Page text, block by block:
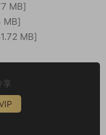
MB]
MB]
MB]
享